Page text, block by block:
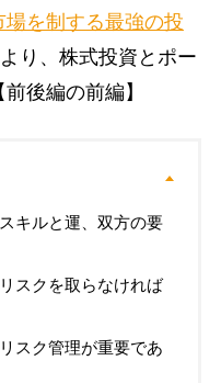
を制する最強の投
り、株式投資とポー
後編の前編】
キルと運、双方の要
スクを取らなければ
スク管理が重要であ